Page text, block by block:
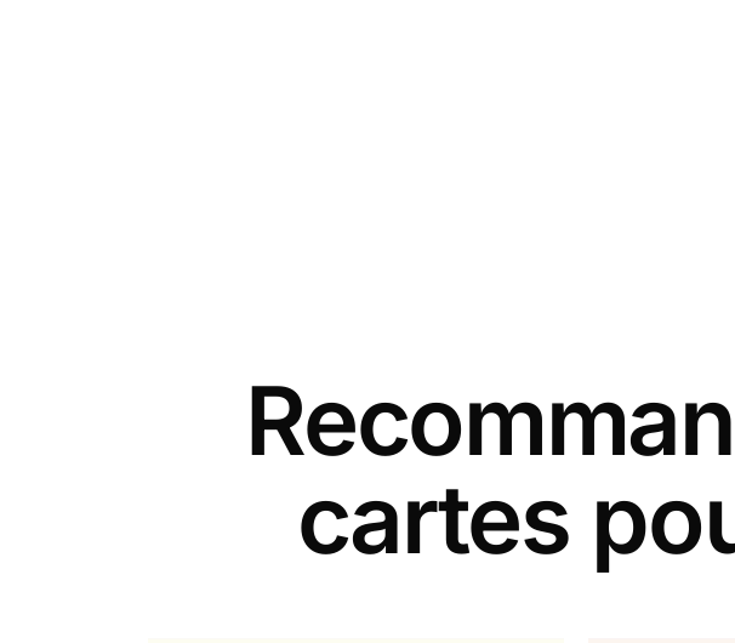
cartes